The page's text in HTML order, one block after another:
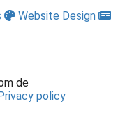
Website Design
de
policy